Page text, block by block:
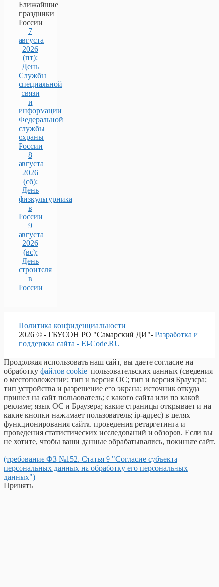
Ближайшие
праздники
России
7
августа
2026
(пт):
День
Службы
специальной
связи
и
информации
Федеральной
службы
охраны
России
8
августа
2026
(сб):
День
физкультурника
в
России
9
августа
2026
(вс):
День
строителя
в
России
Политика конфиденциальности
2026 © - ГБУСОН РО "Самарский ДИ"- Разработка и
поддержка сайта - El-Code.RU
Продолжая использовать наш сайт, вы даете согласие на
обработку файлов cookie, пользовательских данных (сведения
о местоположении; тип и версия ОС; тип и версия Браузера;
тип устройства и разрешение его экрана; источник откуда
пришел на сайт пользователь; с какого сайта или по какой
рекламе; язык ОС и Браузера; какие страницы открывает и на
какие кнопки нажимает пользователь; ip-адрес) в целях
функционирования сайта, проведения ретаргетинга и
проведения статистических исследований и обзоров. Если вы
не хотите, чтобы ваши данные обрабатывались, покиньте сайт.
(требование ФЗ №152. Статья 9 "Согласие субъекта
персональных данных на обработку его персональных
данных")
Принять